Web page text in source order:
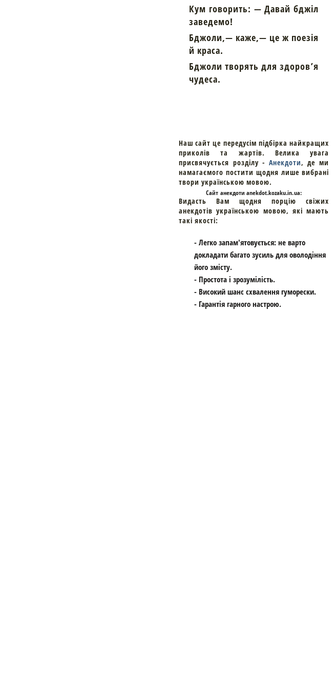
Кум говорить: — Давай бджіл
заведемо!
Бджоли,— каже,— це ж поезія
й краса.
Бджоли творять для здоров’я
чудеса.
Наш сайт це передусім підбірка найкращих
приколів та жартів. Велика увага
присвячується розділу - Анекдоти, де ми
намагаємого постити щодня лише вибрані
твори українською мовою.
Cайт анекдоти anekdot.kozaku.in.ua:
Видасть Вам щодня порцію свіжих
анекдотів українською мовою, які мають
такі якості:
- Легко запам'ятовується: не варто
докладати багато зусиль для оволодіння
його змісту.
- Простота і зрозумілість.
- Високий шанс схвалення гуморески.
- Гарантія гарного настрою.